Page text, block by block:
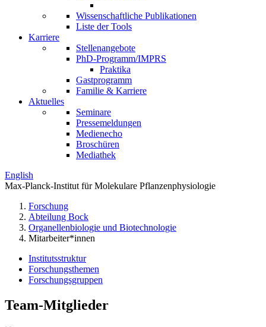
Wissenschaftliche Publikationen
Liste der Tools
Karriere
Stellenangebote
PhD-Programm/IMPRS
Praktika
Gastprogramm
Familie & Karriere
Aktuelles
Seminare
Pressemeldungen
Medienecho
Broschüren
Mediathek
English
Max-Planck-Institut für Molekulare Pflanzenphysiologie
Forschung
Abteilung Bock
Organellenbiologie und Biotechnologie
Mitarbeiter*innen
Institutsstruktur
Forschungsthemen
Forschungsgruppen
Team-Mitglieder